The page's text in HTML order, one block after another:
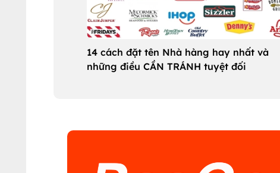
14 cách đặt tên Nhà hàng hay nhất và
những điều CẦN TRÁNH tuyệt đối